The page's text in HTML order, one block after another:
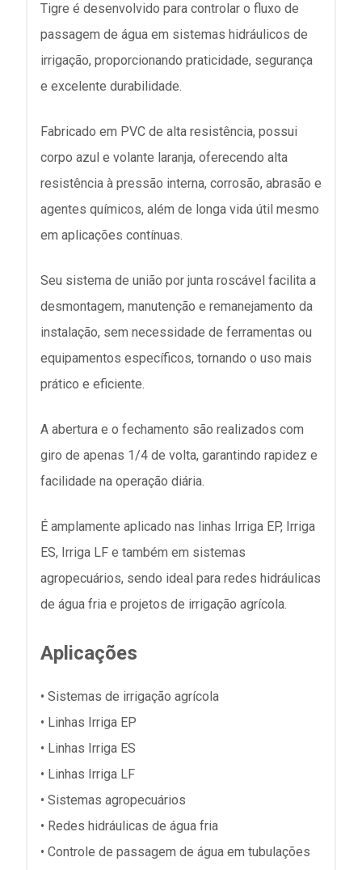
Tigre é desenvolvido para controlar o fluxo de
passagem de água em sistemas hidráulicos de
irrigação, proporcionando praticidade, segurança
e excelente durabilidade.
Fabricado em PVC de alta resistência, possui
corpo azul e volante laranja, oferecendo alta
resistência à pressão interna, corrosão, abrasão e
agentes químicos, além de longa vida útil mesmo
em aplicações contínuas.
Seu sistema de união por junta roscável facilita a
desmontagem, manutenção e remanejamento da
instalação, sem necessidade de ferramentas ou
equipamentos específicos, tornando o uso mais
prático e eficiente.
A abertura e o fechamento são realizados com
giro de apenas 1/4 de volta, garantindo rapidez e
facilidade na operação diária.
É amplamente aplicado nas linhas Irriga EP, Irriga
ES, Irriga LF e também em sistemas
agropecuários, sendo ideal para redes hidráulicas
de água fria e projetos de irrigação agrícola.
Aplicações
• Sistemas de irrigação agrícola
• Linhas Irriga EP
• Linhas Irriga ES
• Linhas Irriga LF
• Sistemas agropecuários
• Redes hidráulicas de água fria
• Controle de passagem de água em tubulações